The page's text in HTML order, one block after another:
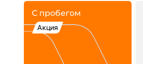
С пробегом
Акция